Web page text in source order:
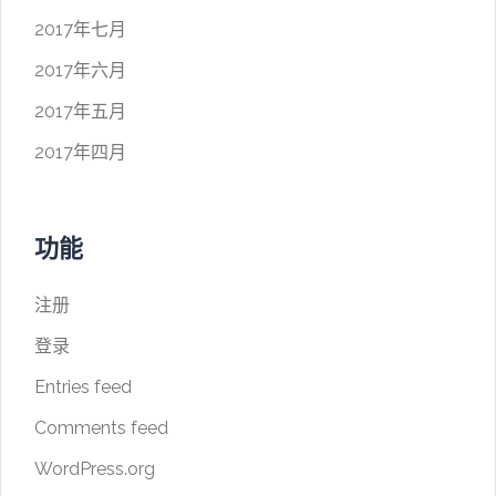
2017年七月
2017年六月
2017年五月
2017年四月
功能
注册
登录
Entries feed
Comments feed
WordPress.org